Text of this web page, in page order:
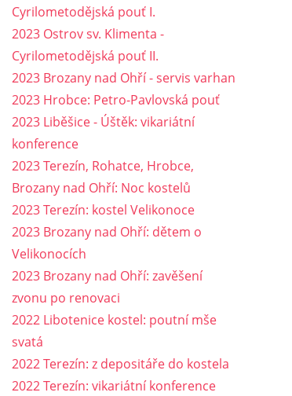
Cyrilometodějská pouť I.
2023 Ostrov sv. Klimenta -
Cyrilometodějská pouť II.
2023 Brozany nad Ohří - servis varhan
2023 Hrobce: Petro-Pavlovská pouť
2023 Liběšice - Úštěk: vikariátní
konference
2023 Terezín, Rohatce, Hrobce,
Brozany nad Ohří: Noc kostelů
2023 Terezín: kostel Velikonoce
2023 Brozany nad Ohří: dětem o
Velikonocích
2023 Brozany nad Ohří: zavěšení
zvonu po renovaci
2022 Libotenice kostel: poutní mše
svatá
2022 Terezín: z depositáře do kostela
2022 Terezín: vikariátní konference